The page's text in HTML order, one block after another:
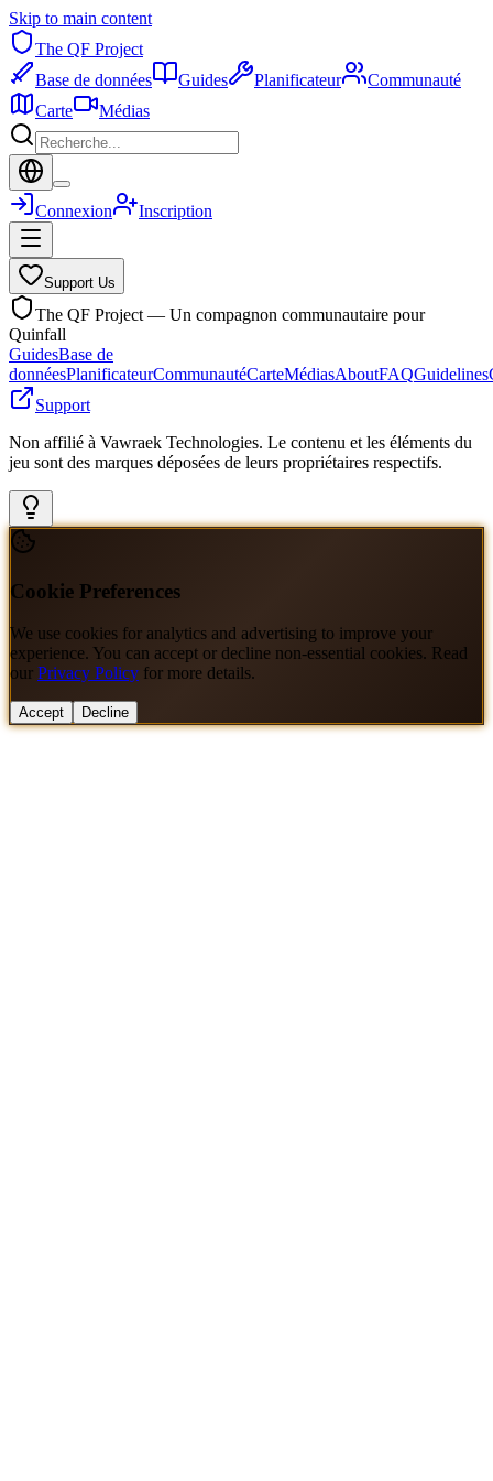
Skip to main content
The QF Project
Base de données
Guides Planificateur
Communauté
Carte
Médias
Connexion Inscription
Support Us
The QF Project — Un compagnon communautaire pour
Quinfall
GuidesBase de
donnéesPlanificateurCommunautéCarteMédiasAboutFAQGuidelines
Support
Non affilié à Vawraek Technologies. Le contenu et les éléments du
jeu sont des marques déposées de leurs propriétaires respectifs.
Cookie Preferences
We use cookies for analytics and advertising to improve your
experience. You can accept or decline non-essential cookies. Read
our Privacy Policy for more details.
Accept Decline